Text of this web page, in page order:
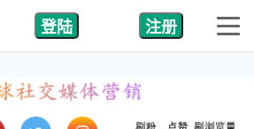
登陆 注册